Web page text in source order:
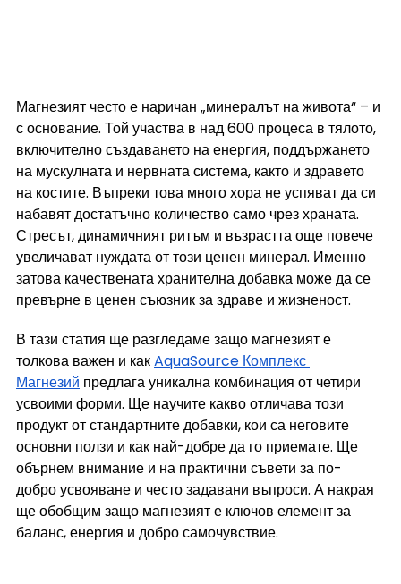
Магнезият често е наричан „минералът на живота“ – и
с основание. Той участва в над 600 процеса в тялото,
включително създаването на енергия, поддържането
на мускулната и нервната система, както и здравето
на костите. Въпреки това много хора не успяват да си
набавят достатъчно количество само чрез храната.
Стресът, динамичният ритъм и възрастта още повече
увеличават нуждата от този ценен минерал. Именно
затова качествената хранителна добавка може да се
превърне в ценен съюзник за здраве и жизненост.
В тази статия ще разгледаме защо магнезият е
толкова важен и как AquaSource Комплекс
Магнезий предлага уникална комбинация от четири
усвоими форми. Ще научите какво отличава този
продукт от стандартните добавки, кои са неговите
основни ползи и как най-добре да го приемате. Ще
обърнем внимание и на практични съвети за по-
добро усвояване и често задавани въпроси. А накрая
ще обобщим защо магнезият е ключов елемент за
баланс, енергия и добро самочувствие.